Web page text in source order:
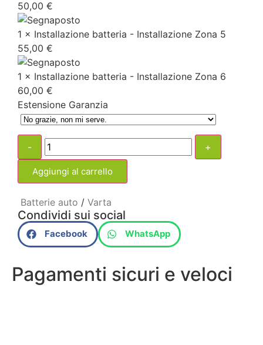
50,00 €
1 × Installazione batteria - Installazione Zona 5
55,00 €
1 × Installazione batteria - Installazione Zona 6
60,00 €
Estensione Garanzia
- +
Aggiungi al carrello
Batterie auto / Varta
Condividi sui social
Facebook WhatsApp
Pagamenti sicuri e veloci